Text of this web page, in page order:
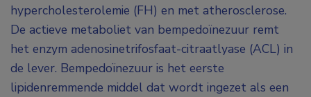
hypercholesterolemie (FH) en met atherosclerose.
De actieve metaboliet van bempedoïnezuur remt
het enzym adenosinetrifosfaat-citraatlyase (ACL) in
de lever. Bempedoïnezuur is het eerste
lipidenremmende middel dat wordt ingezet als een